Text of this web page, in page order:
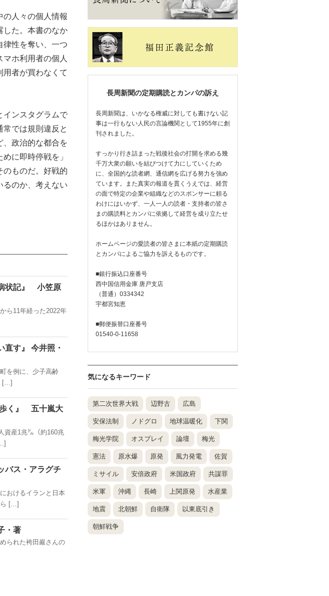
人々の個人情報
した。本書のなか
律性を奪い、一つ
ホ利用者の個人
者が買わなくて
ンスタグラムで
では規則違反と
、政治的な都合を
に即時停戦を」
のものだ。好戦的
るのか、考えない
状記』 小笠原
ら11年経った2022年
直す』 今井照・
を例に、少子高齢
[…]
歩く』 五十嵐大
資産1兆㌦（約160兆
バス・アラグチ
おけるイランと日本
ら […]
・著
られた袴田巖さんの
長周新聞の定期購読とカンパの訴え
長周新聞は、いかなる権威に対しても書けない記
事は一行もない人民の言論機関として1955年に創
刊されました。
すっかり行き詰まった戦後社会の打開を求める幾
千万大衆の願いを結びつけて力にしていくため
に、全国的な読者網、通信網を広げる努力を強め
ています。また真実の報道を貫くうえでは、経営
の面で特定の企業や組織などのスポンサーに頼る
わけにはいかず、一人一人の読者・支持者の皆さ
まの購読料とカンパに依拠して経営を成り立たせ
るほかはありません。
ホームページの愛読者の皆さまに本紙の定期購読
とカンパによるご協力を訴えるものです。
■銀行振込口座番号
西中国信用金庫 唐戸支店
（普通）0334342
宇都宮知恵
■郵便振替口座番号
01540-0-11658
気になるキーワード
第二次世界大戦 辺野古 広島
安保法制 ノドグロ 地球温暖化 下関
梅光学院 オスプレイ 論壇 梅光
憲法 原水爆 原発 風力発電 佐賀
ミサイル 安倍政府 米国政府 共謀罪
米軍 沖縄 長崎 上関原発 水産業
地震 北朝鮮 自衛隊 以東底引き
朝鮮戦争